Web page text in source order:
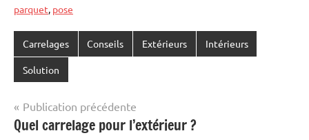
parquet, pose
Carrelages Conseils Extérieurs Intérieurs
Solution
Navigation
de
Publication précédente
Quel carrelage pour l’extérieur ?